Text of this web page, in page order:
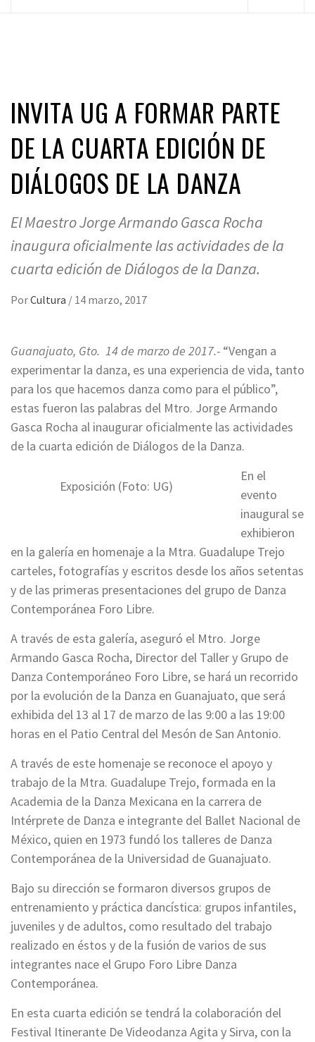
INVITA UG A FORMAR PARTE
DE LA CUARTA EDICIÓN DE
DIÁLOGOS DE LA DANZA
El Maestro Jorge Armando Gasca Rocha
inaugura oficialmente las actividades de la
cuarta edición de Diálogos de la Danza.
PorCultura / 14 marzo, 2017
Guanajuato, Gto. 14 de marzo de 2017.- “Vengan a
experimentar la danza, es una experiencia de vida, tanto
para los que hacemos danza como para el público”,
estas fueron las palabras del Mtro. Jorge Armando
Gasca Rocha al inaugurar oficialmente las actividades
de la cuarta edición de Diálogos de la Danza.
Exposición (Foto: UG)
En el
evento
inaugural se
exhibieron
en la galería en homenaje a la Mtra. Guadalupe Trejo
carteles, fotografías y escritos desde los años setentas
y de las primeras presentaciones del grupo de Danza
Contemporánea Foro Libre.
A través de esta galería, aseguró el Mtro. Jorge
Armando Gasca Rocha, Director del Taller y Grupo de
Danza Contemporáneo Foro Libre, se hará un recorrido
por la evolución de la Danza en Guanajuato, que será
exhibida del 13 al 17 de marzo de las 9:00 a las 19:00
horas en el Patio Central del Mesón de San Antonio.
A través de este homenaje se reconoce el apoyo y
trabajo de la Mtra. Guadalupe Trejo, formada en la
Academia de la Danza Mexicana en la carrera de
Intérprete de Danza e integrante del Ballet Nacional de
México, quien en 1973 fundó los talleres de Danza
Contemporánea de la Universidad de Guanajuato.
Bajo su dirección se formaron diversos grupos de
entrenamiento y práctica dancística: grupos infantiles,
juveniles y de adultos, como resultado del trabajo
realizado en éstos y de la fusión de varios de sus
integrantes nace el Grupo Foro Libre Danza
Contemporánea.
En esta cuarta edición se tendrá la colaboración del
Festival Itinerante De Videodanza Agita y Sirva, con la